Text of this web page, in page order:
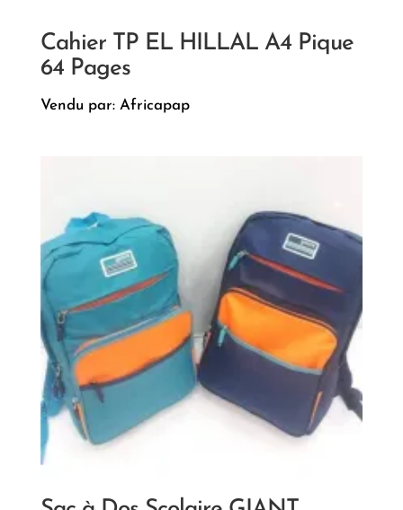
Cahier TP EL HILLAL A4 Pique
64 Pages
Vendu par: Africapap